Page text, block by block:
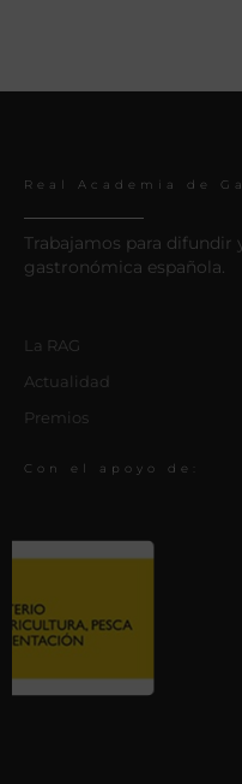
Real Academia de
Trabajamos para
gastronómica española.
La RAG
Actualidad
Premios
Con el apoyo de: